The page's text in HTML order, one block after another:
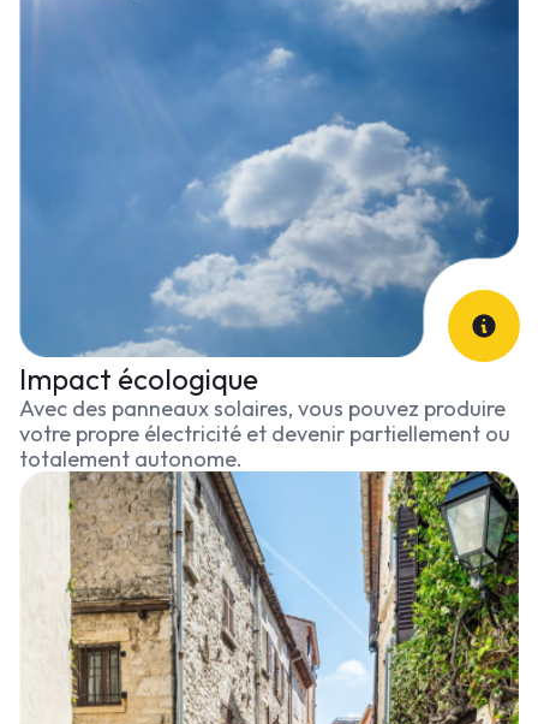
Impact écologique
Avec des panneaux solaires, vous pouvez produire
votre propre électricité et devenir partiellement ou
totalement autonome.